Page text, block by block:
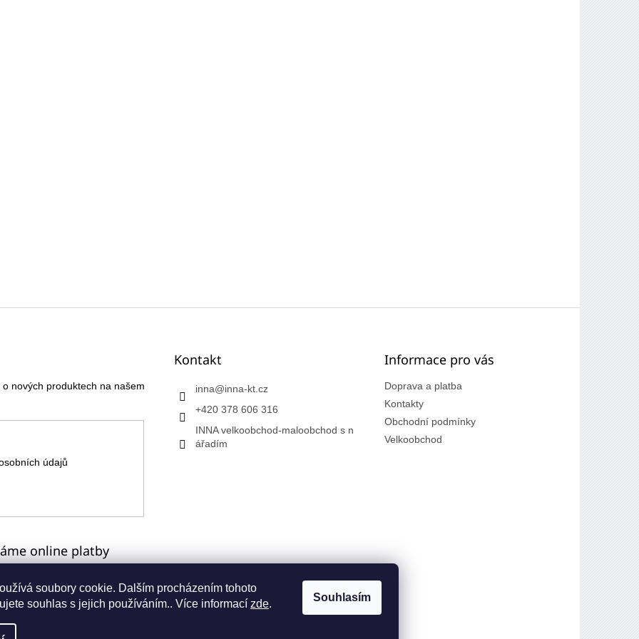
soubory cookie. Dalším procházením tohoto
souhlas s jejich používáním.. Více informací zde.
Souhlasím
nových produktech na našem
údajů
Kontakt
inna@inna-kt.cz
+420 378 606 316
INNA velkoobchod-maloobchod s n
ářadím
Informace pro vás
Doprava a platba
Kontakty
Obchodní podmínky
Velkoobchod
online platby